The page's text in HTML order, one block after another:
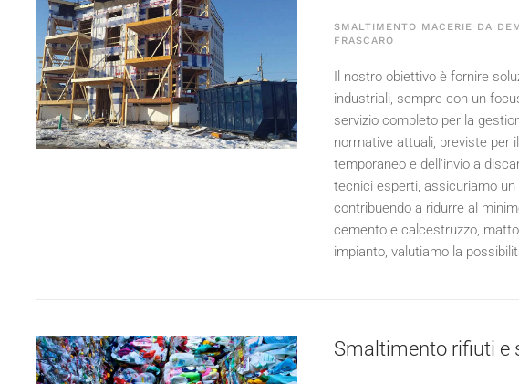
SMALTIMENTO MACERIE DA
FRASCARO
Il nostro obiettivo è fornire
industriali, sempre con un
servizio completo per la
normative attuali, previste per il
temporaneo e dell'invio a
tecnici esperti, assicuriamo
contribuendo a ridurre al
cemento e calcestruzzo,
impianto, valutiamo la
Smaltimento rifiuti e